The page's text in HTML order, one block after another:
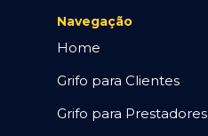
Navegação
Home
Grifo para Clientes
Grifo para Prestadores